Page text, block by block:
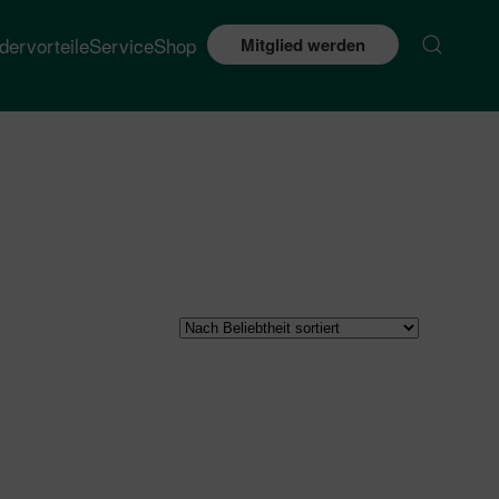
ServiceShop Mitglied werden